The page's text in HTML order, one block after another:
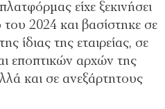
είχε ξεκινήσει
2024 και βασίστηκε σε
ίδιας της εταιρείας, σε
εποπτικών αρχών της
και σε ανεξάρτητους